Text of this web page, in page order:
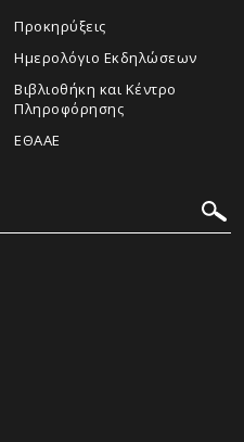
Προκηρύξεις
Ημερολόγιο Εκδηλώσεων
Βιβλιοθήκη και Κέντρο
Πληροφόρησης
ΕΘΑΑΕ